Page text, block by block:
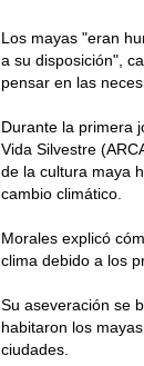
Los mayas "eran
a su disposición",
pensar en las
Durante la primera
Vida Silvestre
de la cultura maya
cambio climático.
Morales explicó
clima debido a los
Su aseveración se
habitaron los
ciudades.